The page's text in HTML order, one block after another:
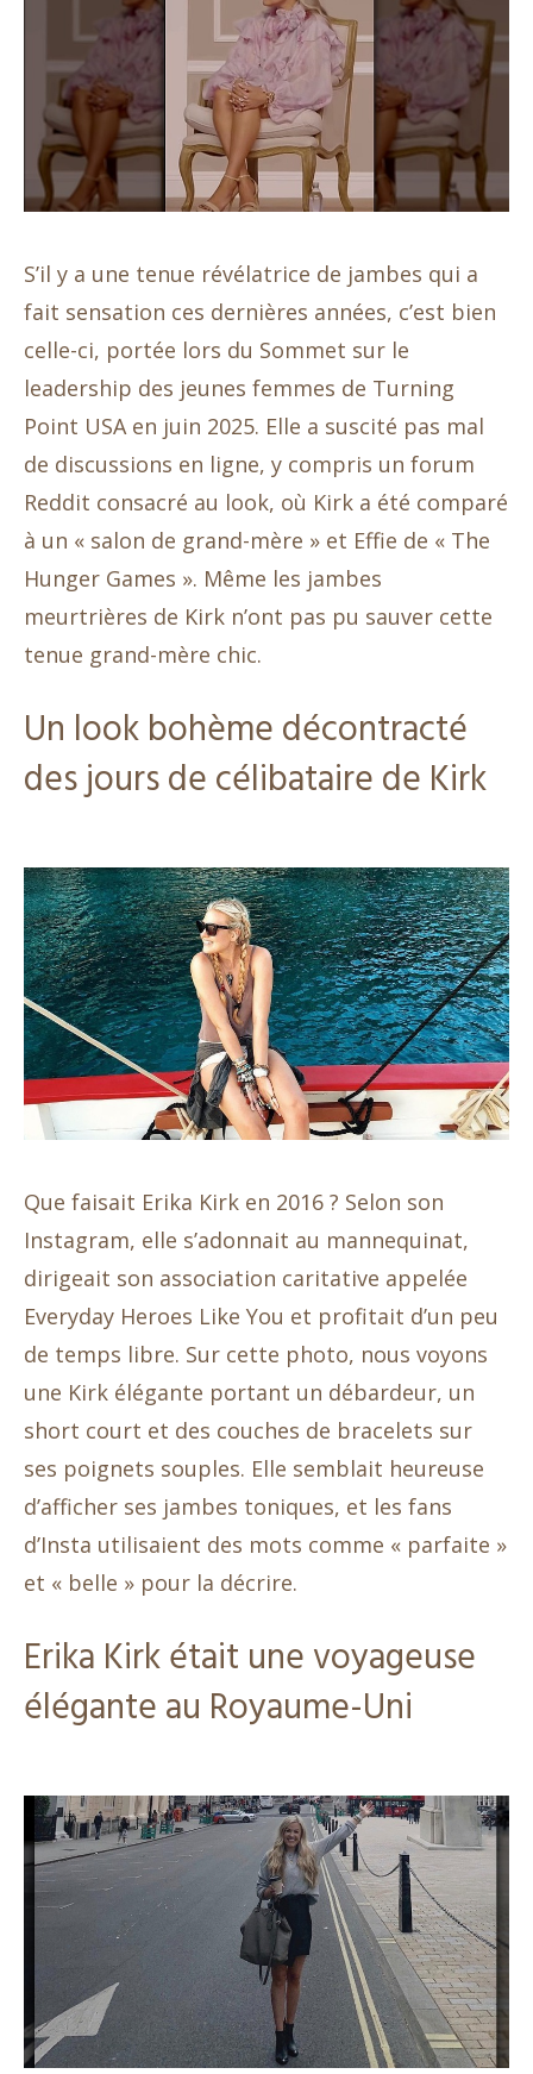
S’il y a une tenue révélatrice de jambes qui a
fait sensation ces dernières années, c’est bien
celle-ci, portée lors du Sommet sur le
leadership des jeunes femmes de Turning
Point USA en juin 2025. Elle a suscité pas mal
de discussions en ligne, y compris un forum
Reddit consacré au look, où Kirk a été comparé
à un « salon de grand-mère » et Effie de « The
Hunger Games ». Même les jambes
meurtrières de Kirk n’ont pas pu sauver cette
tenue grand-mère chic.
Un look bohème décontracté
des jours de célibataire de Kirk
Que faisait Erika Kirk en 2016 ? Selon son
Instagram, elle s’adonnait au mannequinat,
dirigeait son association caritative appelée
Everyday Heroes Like You et profitait d’un peu
de temps libre. Sur cette photo, nous voyons
une Kirk élégante portant un débardeur, un
short court et des couches de bracelets sur
ses poignets souples. Elle semblait heureuse
d’afficher ses jambes toniques, et les fans
d’Insta utilisaient des mots comme « parfaite »
et « belle » pour la décrire.
Erika Kirk était une voyageuse
élégante au Royaume-Uni